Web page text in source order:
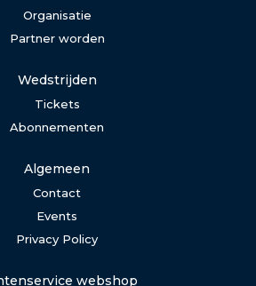
Organisatie
Partner worden
Wedstrijden
Tickets
Abonnementen
Algemeen
Contact
Events
Privacy Policy
webshop